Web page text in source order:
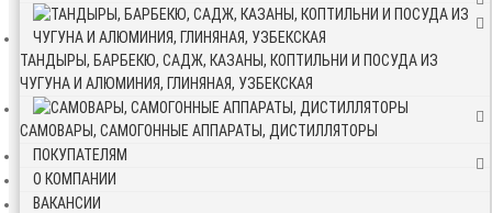
ТАНДЫРЫ, БАРБЕКЮ, САДЖ, КАЗАНЫ, КОПТИЛЬНИ И ПОСУДА ИЗ
ЧУГУНА И АЛЮМИНИЯ, ГЛИНЯНАЯ, УЗБЕКСКАЯ
САМОВАРЫ, САМОГОННЫЕ АППАРАТЫ, ДИСТИЛЛЯТОРЫ
ПОКУПАТЕЛЯМ
О КОМПАНИИ
ВАКАНСИИ